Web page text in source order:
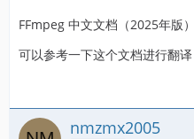
FFmpeg 中文文档（2025年版）
可以参考一下这个文档进行翻译
nmzmx2005